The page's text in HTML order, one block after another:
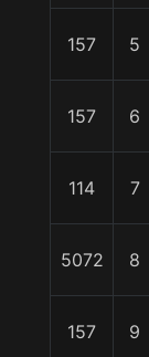
157 5
157 6
114 7
5072 8
157 9